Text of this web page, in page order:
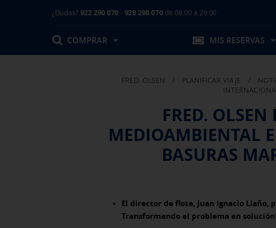
¿Dudas? 922 290 070 - 928 290 070de 08:00 a 20:00
COMPRAR
Comprar tu viaje
MIS RESERVAS
T.Embarque / Resumen de Compra
Prepara tu viaje
Contacto Preguntas
FRED. OLSEN / PLANIFICAR VIAJE /
FRED. OLSEN
MEDIOAMBIENTAL
BASURAS
El director de flota, Juan Ignacio Liaño,
Transformando el problema en